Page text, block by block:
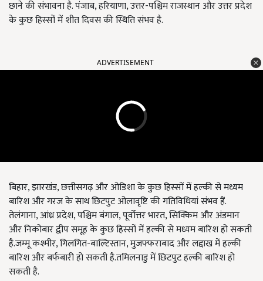
छाने की संभावना है. पंजाब, हरियाणा, उत्तर-पश्चिम राजस्थान और उत्तर प्रदेश
के कुछ हिस्सों में शीत दिवस की स्थिति संभव है.
ADVERTISEMENT
बिहार, झारखंड, छत्तीसगढ़ और ओडिशा के कुछ हिस्सों में हल्की से मध्यम
बारिश और गरज के साथ छिटपुट ओलावृष्टि की गतिविधियां संभव हैं.
तेलंगाना, आंध्र प्रदेश, पश्चिम बंगाल, पूर्वोत्तर भारत, सिक्किम और अंडमान
और निकोबार द्वीप समूह के कुछ हिस्सों में हल्की से मध्यम बारिश हो सकती
है.जम्मू कश्मीर, गिलगित-बाल्टिस्तान, मुजफ्फराबाद और लद्दाख में हल्की
बारिश और बर्फबारी हो सकती है.तमिलनाडु में छिटपुट हल्की बारिश हो
सकती है.